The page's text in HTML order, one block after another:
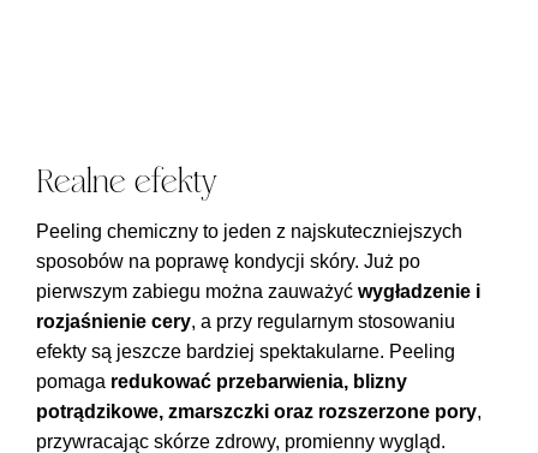
Realne efekty
Peeling chemiczny to jeden z najskuteczniejszych
sposobów na poprawę kondycji skóry. Już po
pierwszym zabiegu można zauważyć wygładzenie i
rozjaśnienie cery, a przy regularnym stosowaniu
efekty są jeszcze bardziej spektakularne. Peeling
pomaga redukować przebarwienia, blizny
potrądzikowe, zmarszczki oraz rozszerzone pory,
przywracając skórze zdrowy, promienny wygląd.